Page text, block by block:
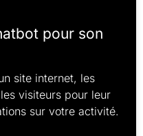
pour son
site internet, les
visiteurs pour leur
sur votre activité.